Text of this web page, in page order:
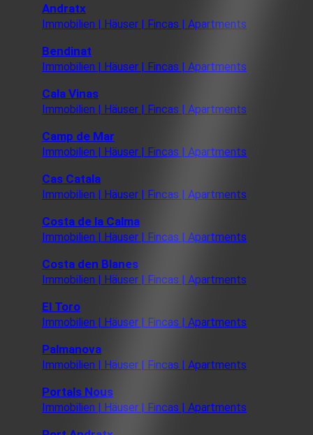
Andratx
Immobilien | Häuser | Fincas | Apartments
Bendinat
Immobilien | Häuser | Fincas | Apartments
Cala Vinas
Immobilien | Häuser | Fincas | Apartments
Camp de Mar
Immobilien | Häuser | Fincas | Apartments
Cas Catala
Immobilien | Häuser | Fincas | Apartments
Costa de la Calma
Immobilien | Häuser | Fincas | Apartments
Costa den Blanes
Immobilien | Häuser | Fincas | Apartments
El Toro
Immobilien | Häuser | Fincas | Apartments
Palmanova
Immobilien | Häuser | Fincas | Apartments
Portals Nous
Immobilien | Häuser | Fincas | Apartments